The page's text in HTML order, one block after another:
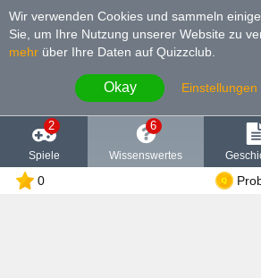
Wir verwenden Cookies und sammeln
Sie, um Ihre Nutzung unserer Website zu
mehr über Ihre Daten auf Quizzclub.
Okay
2
Spiele
6
Wissenswertes
0